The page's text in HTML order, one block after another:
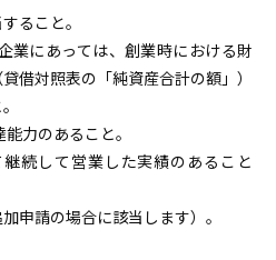
ること。
業にあっては、創業時における財
借対照表の「純資産合計の額」）
力のあること。
続して営業した実績のあること
申請の場合に該当します）。